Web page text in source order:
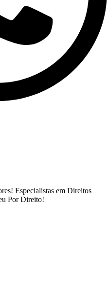
Especialistas em Direitos
Por Direito!